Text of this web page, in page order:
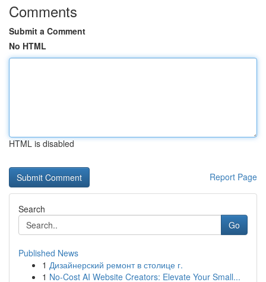
Comments
Submit a Comment
No HTML
HTML is disabled
Report Page
Search
Go
Published News
1 Дизайнерский ремонт в столице г.
1 No-Cost AI Website Creators: Elevate Your Small...